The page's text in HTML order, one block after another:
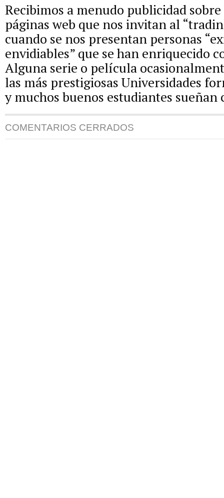
Recibimos a menudo publicidad
páginas web que nos invitan al
cuando se nos presentan personas
envidiables” que se han enriquecido
Alguna serie o película
las más prestigiosas Universidades
y muchos buenos estudiantes
COMENTARIOS CERRADOS